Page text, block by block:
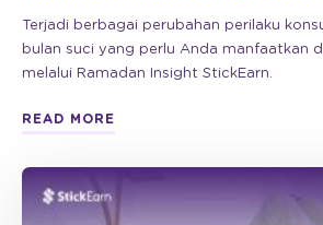
Terjadi berbagai perubahan perilaku
bulan suci yang perlu Anda manfaatkan
melalui Ramadan Insight StickEarn.
READ MORE